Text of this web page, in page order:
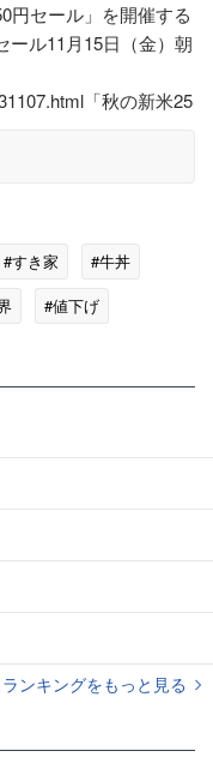
円セール」を開催する
ール11月15日（金）朝
「秋の新米25
#すき家
#牛丼
#値下げ
ンキングをもっと見る